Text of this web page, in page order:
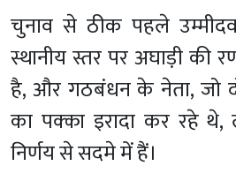
चुनाव से ठीक पहले
स्थानीय स्तर पर अघाड़ी की
है, और गठबंधन के नेता, जो
का पक्का इरादा कर रहे
निर्णय से सदमे में हैं।